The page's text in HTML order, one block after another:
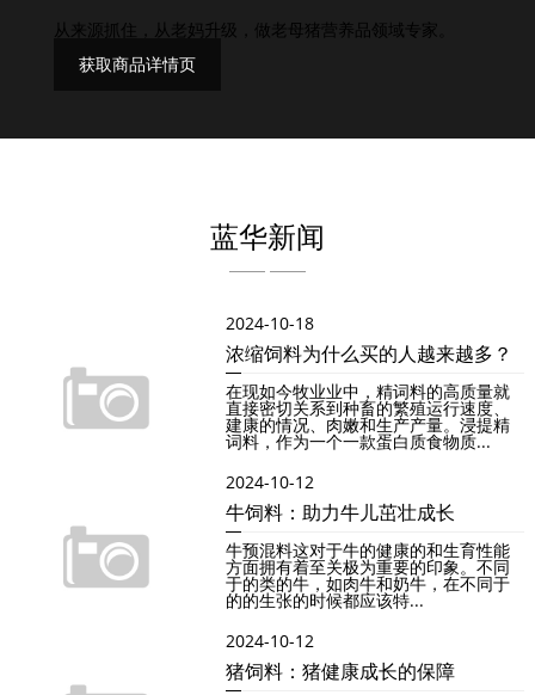
从来源抓住，从老妈升级，做老母猪营养品领域专家。
获取商品详情页
蓝华新闻
2024-10-18
浓缩饲料为什么买的人越来越多？
在现如今牧业业中，精词料的高质量就
直接密切关系到种畜的繁殖运行速度、
建康的情况、肉嫩和生产产量。浸提精
词料，作为一个一款蛋白质食物质...
2024-10-12
牛饲料：助力牛儿茁壮成长
牛预混料这对于牛的健康的和生育性能
方面拥有着至关极为重要的印象。不同
于的类的牛，如肉牛和奶牛，在不同于
的的生张的时候都应该特...
2024-10-12
猪饲料：猪健康成长的保障